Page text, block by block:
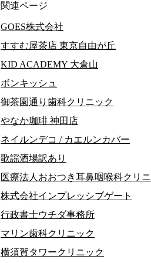
関連ページ
GOES株式会社
すすむ屋茶店 東京自由が丘
KID ACADEMY 大倉山
ボンキッシュ
御茶園通り歯科クリニック
やなか珈琲 神田店
ネイルンデコ / カエルンカバー
歌謡酒場訳あり
医療法人おおつき耳鼻咽喉科クリ
株式会社インプレッシブゲート
行政書士ウチダ事務所
マリン歯科クリニック
横須賀タワークリニック